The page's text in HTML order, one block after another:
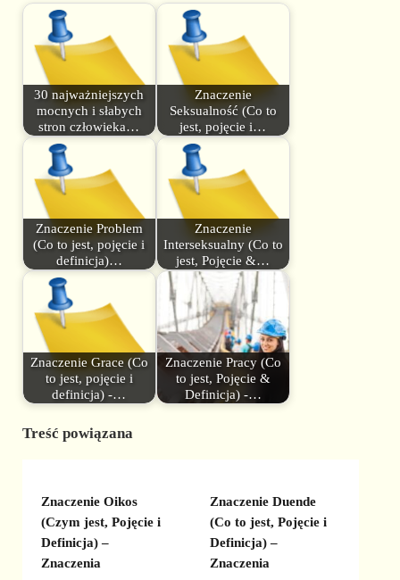
30 najważniejszych
mocnych i słabych
stron człowieka…
Znaczenie
Seksualność (Co to
jest, pojęcie i…
Znaczenie Problem
(Co to jest, pojęcie i
definicja)…
Znaczenie
Interseksualny (Co to
jest, Pojęcie &…
Znaczenie Grace (Co
to jest, pojęcie i
definicja) -…
Znaczenie Pracy (Co
to jest, Pojęcie &
Definicja) -…
Treść powiązana
Znaczenie Oikos
(Czym jest, Pojęcie i
Definicja) –
Znaczenia
Znaczenie Duende
(Co to jest, Pojęcie i
Definicja) –
Znaczenia